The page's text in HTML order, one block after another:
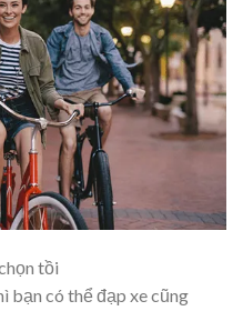
tồi
bạn có thể đạp xe cũng